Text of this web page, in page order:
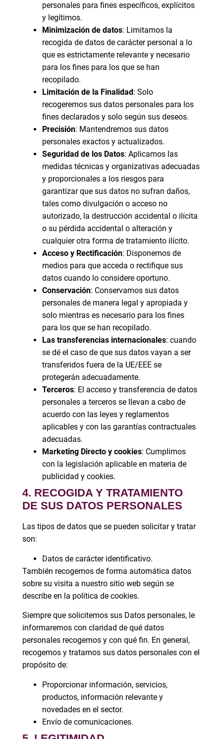
personales para fines específicos, explícitos
y legítimos.
Minimización de datos: Limitamos la
recogida de datos de carácter personal a lo
que es estrictamente relevante y necesario
para los fines para los que se han
recopilado.
Limitación de la Finalidad : Solo
recogeremos sus datos personales para los
fines declarados y solo según sus deseos.
Precisión: Mantendremos sus datos
personales exactos y actualizados.
Seguridad de los Datos: Aplicamos las
medidas técnicas y organizativas adecuadas
y proporcionales a los riesgos para
garantizar que sus datos no sufran daños,
tales como divulgación o acceso no
autorizado, la destrucción accidental o ilícita
o su pérdida accidental o alteración y
cualquier otra forma de tratamiento ilícito.
Acceso y Rectificación: Disponemos de
medios para que acceda o rectifique sus
datos cuando lo considere oportuno.
Conservación: Conservamos sus datos
personales de manera legal y apropiada y
solo mientras es necesario para los fines
para los que se han recopilado.
Las transferencias internacionales: cuando
se dé el caso de que sus datos vayan a ser
transferidos fuera de la UE/EEE se
protegerán adecuadamente.
Terceros: El acceso y transferencia de datos
personales a terceros se llevan a cabo de
acuerdo con las leyes y reglamentos
aplicables y con las garantías contractuales
adecuadas.
Marketing Directo y cookies: Cumplimos
con la legislación aplicable en materia de
publicidad y cookies.
4. RECOGIDA Y TRATAMIENTO
DE SUS DATOS PERSONALES
Las tipos de datos que se pueden solicitar y tratar
son:
Datos de carácter identificativo.
También recogemos de forma automática datos
sobre su visita a nuestro sitio web según se
describe en la política de cookies.
Siempre que solicitemos sus Datos personales, le
informaremos con claridad de qué datos
personales recogemos y con qué fin. En general,
recogemos y tratamos sus datos personales con el
propósito de:
Proporcionar información, servicios,
productos, información relevante y
novedades en el sector.
Envío de comunicaciones.